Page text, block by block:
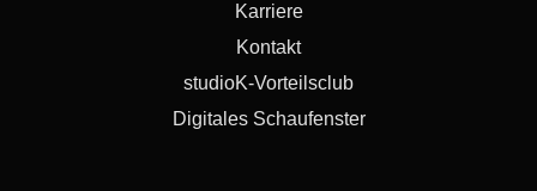
Karriere
Kontakt
studioK-Vorteilsclub
Digitales Schaufenster